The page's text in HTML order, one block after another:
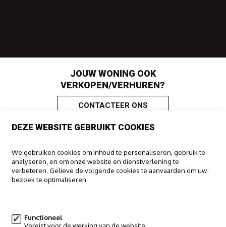
JOUW WONING OOK
VERKOPEN/VERHUREN?
CONTACTEER ONS
IMMOO
Haachtsesteenweg 322
1910 Kampenhout
DEZE WEBSITE GEBRUIKT COOKIES
We gebruiken cookies om inhoud te personaliseren, gebruik te
analyseren, en om onze website en dienstverlening te
verbeteren. Gelieve de volgende cookies te aanvaarden om uw
bezoek te optimaliseren.
Functioneel
Vereist voor de werking van de website.